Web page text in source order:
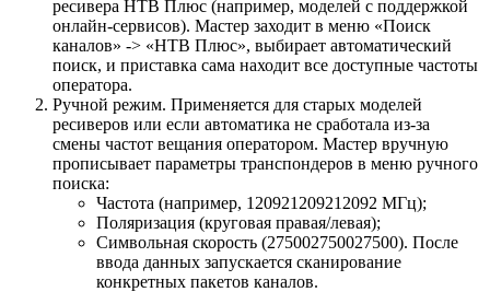
ресивера НТВ Плюс (например, моделей с поддержкой
онлайн-сервисов). Мастер заходит в меню «Поиск
каналов» -> «НТВ Плюс», выбирает автоматический
поиск, и приставка сама находит все доступные частоты
оператора.
Ручной режим. Применяется для старых моделей
ресиверов или если автоматика не сработала из-за
смены частот вещания оператором. Мастер вручную
прописывает параметры транспондеров в меню ручного
поиска:
Частота (например, 120921209212092 МГц);
Поляризация (круговая правая/левая);
Символьная скорость (275002750027500). После
ввода данных запускается сканирование
конкретных пакетов каналов.